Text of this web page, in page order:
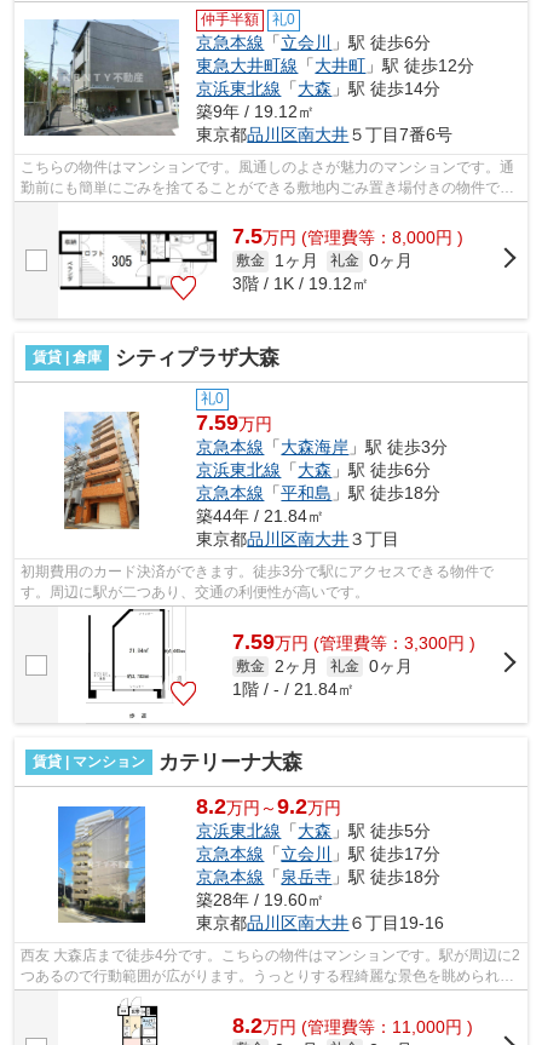
仲手半額 礼0
京急本線 「立会川
」駅 徒歩6分
東急大井町線 「大井町 」駅 徒歩12分
京浜東北線 「大森 」駅 徒歩14分
築9年 / 19.12㎡
東京都品川区南大井５丁目7番6号
こちらの物件はマンションです。風通しのよさが魅力のマンションです。通
勤前にも簡単にごみを捨てることができる敷地内ごみ置き場付きの物件で
す。こちらの物件では初期費用をカード...
7.5万円 (管理費等：8,000円 )
敷金 1ヶ月 礼金 0ヶ月
3階 / 1K / 19.12㎡
賃貸 | 倉庫 シティプラザ大森
礼0
7.59万円
京急本線 「大森海岸 」駅 徒歩3分
京浜東北線 「大森 」駅 徒歩6分
京急本線 「平和島 」駅 徒歩18分
築44年 / 21.84㎡
東京都品川区南大井３丁目
初期費用のカード決済ができます。徒歩3分で駅にアクセスできる物件で
す。周辺に駅が二つあり、交通の利便性が高いです。
7.59万円 (管理費等：3,300円 )
敷金 2ヶ月 礼金 0ヶ月
1階 / - / 21.84㎡
賃貸 | マンション カテリーナ大森
8.2万円～9.2万円
京浜東北線 「大森 」駅 徒歩5分
京急本線 「立会川
」駅 徒歩17分
京急本線 「泉岳寺 」駅 徒歩18分
築28年 / 19.60㎡
東京都品川区南大井６丁目19-16
西友 大森店まで徒歩4分です。こちらの物件はマンションです。駅が周辺に2
つあるので行動範囲が広がります。うっとりする程綺麗な景色を眺められ
る、誰もが憧れるマンションです。クレ...
8.2万円 (管理費等：11,000円 )